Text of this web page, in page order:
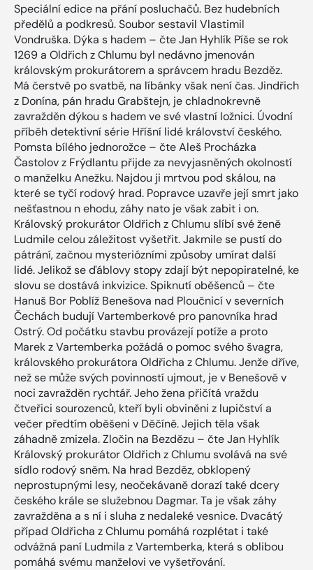
Speciální edice na přání posluchačů. Bez hudebních
předělů a podkresů. Soubor sestavil Vlastimil
Vondruška. Dýka s hadem – čte Jan Hyhlík Píše se rok
1269 a Oldřich z Chlumu byl nedávno jmenován
královským prokurátorem a správcem hradu Bezděz.
Má čerstvě po svatbě, na líbánky však není čas. Jindřich
z Donína, pán hradu Grabštejn, je chladnokrevně
zavražděn dýkou s hadem ve své vlastní ložnici. Úvodní
příběh detektivní série Hříšní lidé království českého.
Pomsta bílého jednorožce – čte Aleš Procházka
Častolov z Frýdlantu přijde za nevyjasněných okolností
o manželku Anežku. Najdou ji mrtvou pod skálou, na
které se tyčí rodový hrad. Popravce uzavře její smrt jako
nešťastnou n ehodu, záhy nato je však zabit i on.
Královský prokurátor Oldřich z Chlumu slíbí své ženě
Ludmile celou záležitost vyšetřit. Jakmile se pustí do
pátrání, začnou mysteriózními způsoby umírat další
lidé. Jelikož se ďáblovy stopy zdají být nepopiratelné, ke
slovu se dostává inkvizice. Spiknutí oběšenců – čte
Hanuš Bor Poblíž Benešova nad Ploučnicí v severních
Čechách budují Vartemberkové pro panovníka hrad
Ostrý. Od počátku stavbu provázejí potíže a proto
Marek z Vartemberka požádá o pomoc svého švagra,
královského prokurátora Oldřicha z Chlumu. Jenže dříve,
než se může svých povinností ujmout, je v Benešově v
noci zavražděn rychtář. Jeho žena přičítá vraždu
čtveřici sourozenců, kteří byli obviněni z lupičství a
večer předtím oběšeni v Děčíně. Jejich těla však
záhadně zmizela. Zločin na Bezdězu – čte Jan Hyhlík
Královský prokurátor Oldřich z Chlumu svolává na své
sídlo rodový sněm. Na hrad Bezděz, obklopený
neprostupnými lesy, neočekávaně dorazí také dcery
českého krále se služebnou Dagmar. Ta je však záhy
zavražděna a s ní i sluha z nedaleké vesnice. Dvacátý
případ Oldřicha z Chlumu pomáhá rozplétat i také
odvážná paní Ludmila z Vartemberka, která s oblibou
pomáhá svému manželovi ve vyšetřování.